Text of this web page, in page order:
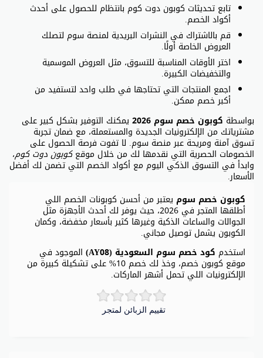
تابع تحديثات كوبون دوت كوم بانتظام للحصول على أحدث
أكواد الخصم.
قم بالاشتراك في النشرات البريدية لمنصة سوم لتصلك
العروض الخاصة أولًا.
اختر الأوقات المناسبة للتسوق، مثل العروض الموسمية
والتخفيضات الكبيرة.
اجمع المنتجات التي تحتاجها في طلب واحد لتستفيد من
أكبر خصم ممكن.
بواسطة كوبون خصم سوم 2026 يمكنك التوفير بشكل كبير على
مشترياتك من الإلكترونيات الجديدة والمستعملة، مع ضمان تجربة
تسوق آمنة ومريحة عبر منصة سوم. لا تفوت فرصة الحصول على
الخصومات الحصرية التي نقدمها لك من خلال موقعكوبون دوت كوم،
وابدأ في التسوق الذكي اليوم مع أكواد الخصم التي تضمن لك أفضل
الأسعار.
تقييم الزبائن لمتجر
استخدم كود خصم سوم السعودية (AY08) الموجود في
موقع كوبون خصم، وخذ لك خصم 10% على تشكيلة كبيرة من
الإلكترونيات اللي تحمل أشهر الماركات.
كوبون خصم سوم يعتبر من أحسن كوبونات الخصم اللي
أطلقها المتجر في 2026، حيث يوفر لك أحدث الأجهزة مثل
الجوالات والساعات الذكية وغيرها كثير بأسعار مخفضة، وكمان
الكوبون يشمل توصيل مجاني.